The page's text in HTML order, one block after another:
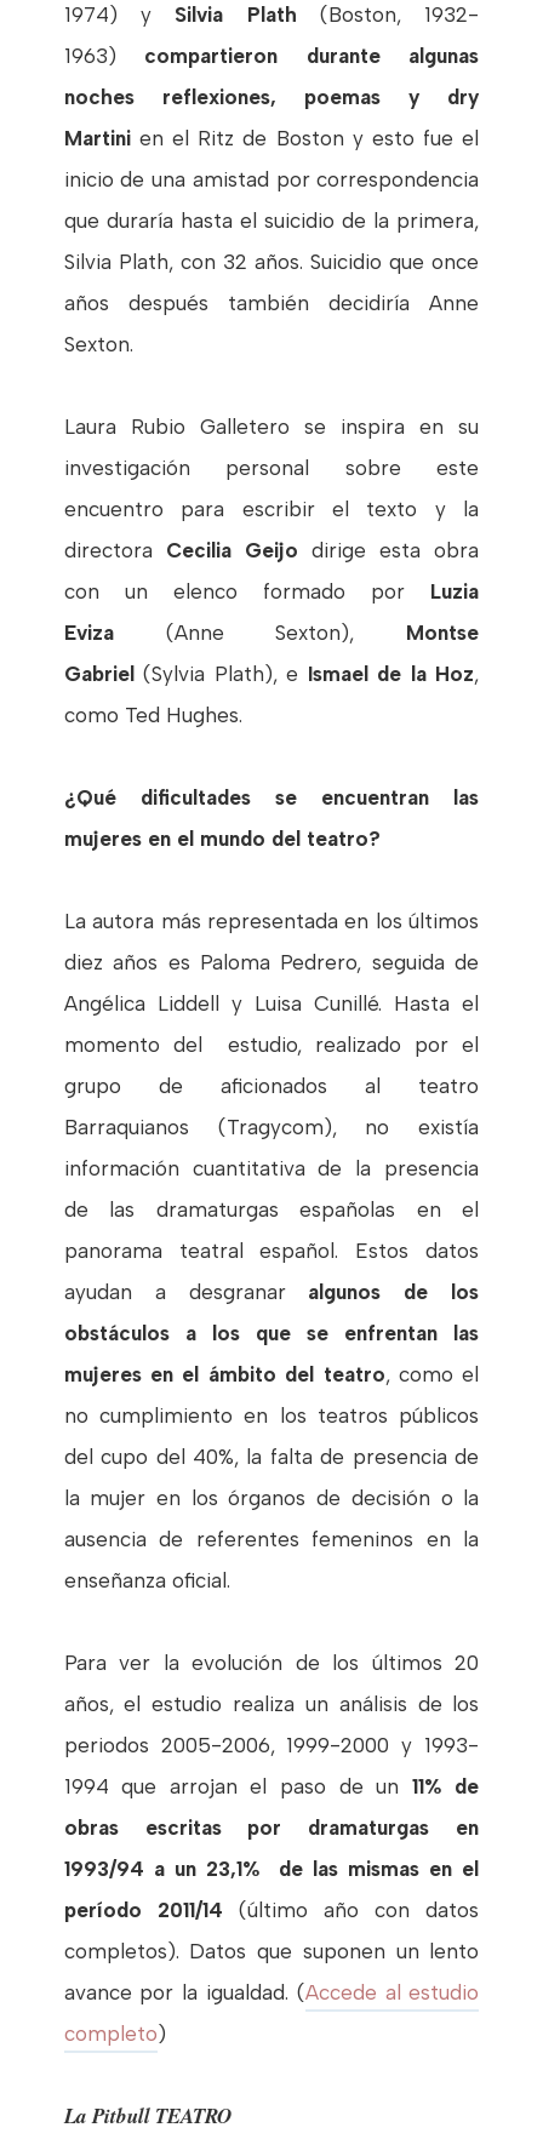
1974) y Silvia Plath (Boston, 1932-
1963) compartieron durante algunas
noches reflexiones, poemas y dry
Martini en el Ritz de Boston y esto fue el
inicio de una amistad por correspondencia
que duraría hasta el suicidio de la primera,
Silvia Plath, con 32 años. Suicidio que once
años después también decidiría Anne
Sexton.
Laura Rubio Galletero se inspira en su
investigación personal sobre este
encuentro para escribir el texto y la
directora Cecilia Geijo dirige esta obra
con un elenco formado por Luzia
Eviza(Anne Sexton), Montse
Gabriel(Sylvia Plath), e Ismael de la Hoz,
como Ted Hughes.
¿Qué dificultades se encuentran las
mujeres en el mundo del teatro?
La autora más representada en los últimos
diez años es Paloma Pedrero, seguida de
Angélica Liddell y Luisa Cunillé. Hasta el
momento del estudio, realizado por el
grupo de aficionados al teatro
Barraquianos (Tragycom), no existía
información cuantitativa de la presencia
de las dramaturgas españolas en el
panorama teatral español. Estos datos
ayudan a desgranar algunos de los
obstáculos a los que se enfrentan las
mujeres en el ámbito del teatro, como el
no cumplimiento en los teatros públicos
del cupo del 40%, la falta de presencia de
la mujer en los órganos de decisión o la
ausencia de referentes femeninos en la
enseñanza oficial.
Para ver la evolución de los últimos 20
años, el estudio realiza un análisis de los
periodos 2005-2006, 1999-2000 y 1993-
1994 que arrojan el paso de un 11% de
obras escritas por dramaturgas en
1993/94 a un 23,1% de las mismas en el
período 2011/14 (último año con datos
completos). Datos que suponen un lento
avance por la igualdad. (Accede al estudio
completo)
La Pitbull TEATRO